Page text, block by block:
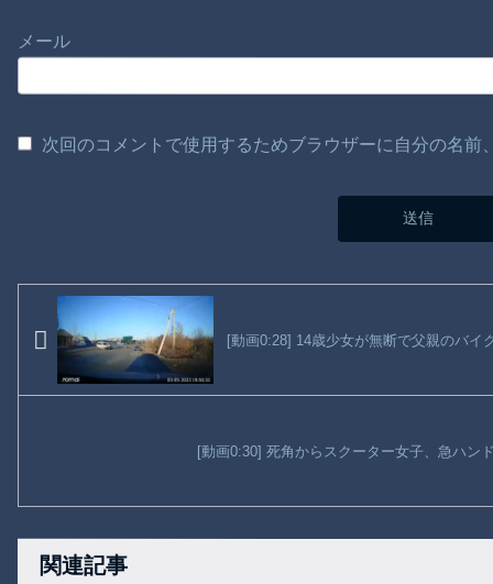
メール
次回のコメントで使用するためブラウザーに自分の名
[動画0:28] 14歳少女が無断で父親のバイ
[動画0:30] 死角からスクーター女子、急ハン
関連記事